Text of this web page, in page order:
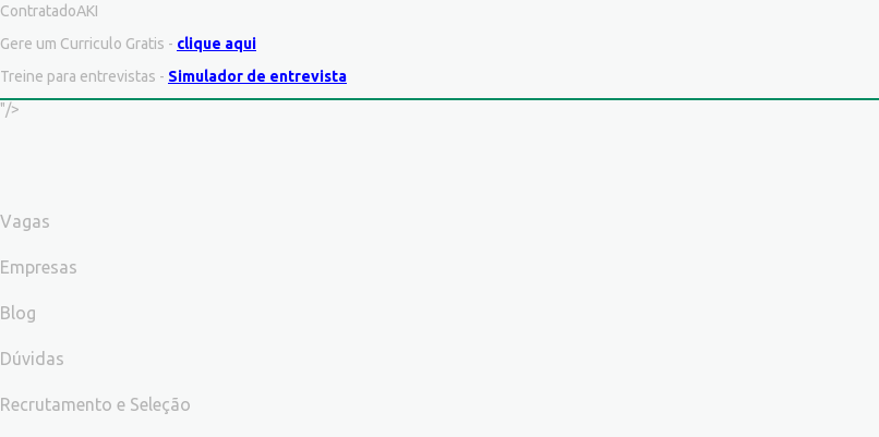
ContratadoAKI
Gere um Curriculo Gratis - clique aqui
Treine para entrevistas - Simulador de entrevista
"/>
Vagas
Empresas
Blog
Dúvidas
Recrutamento e Seleção